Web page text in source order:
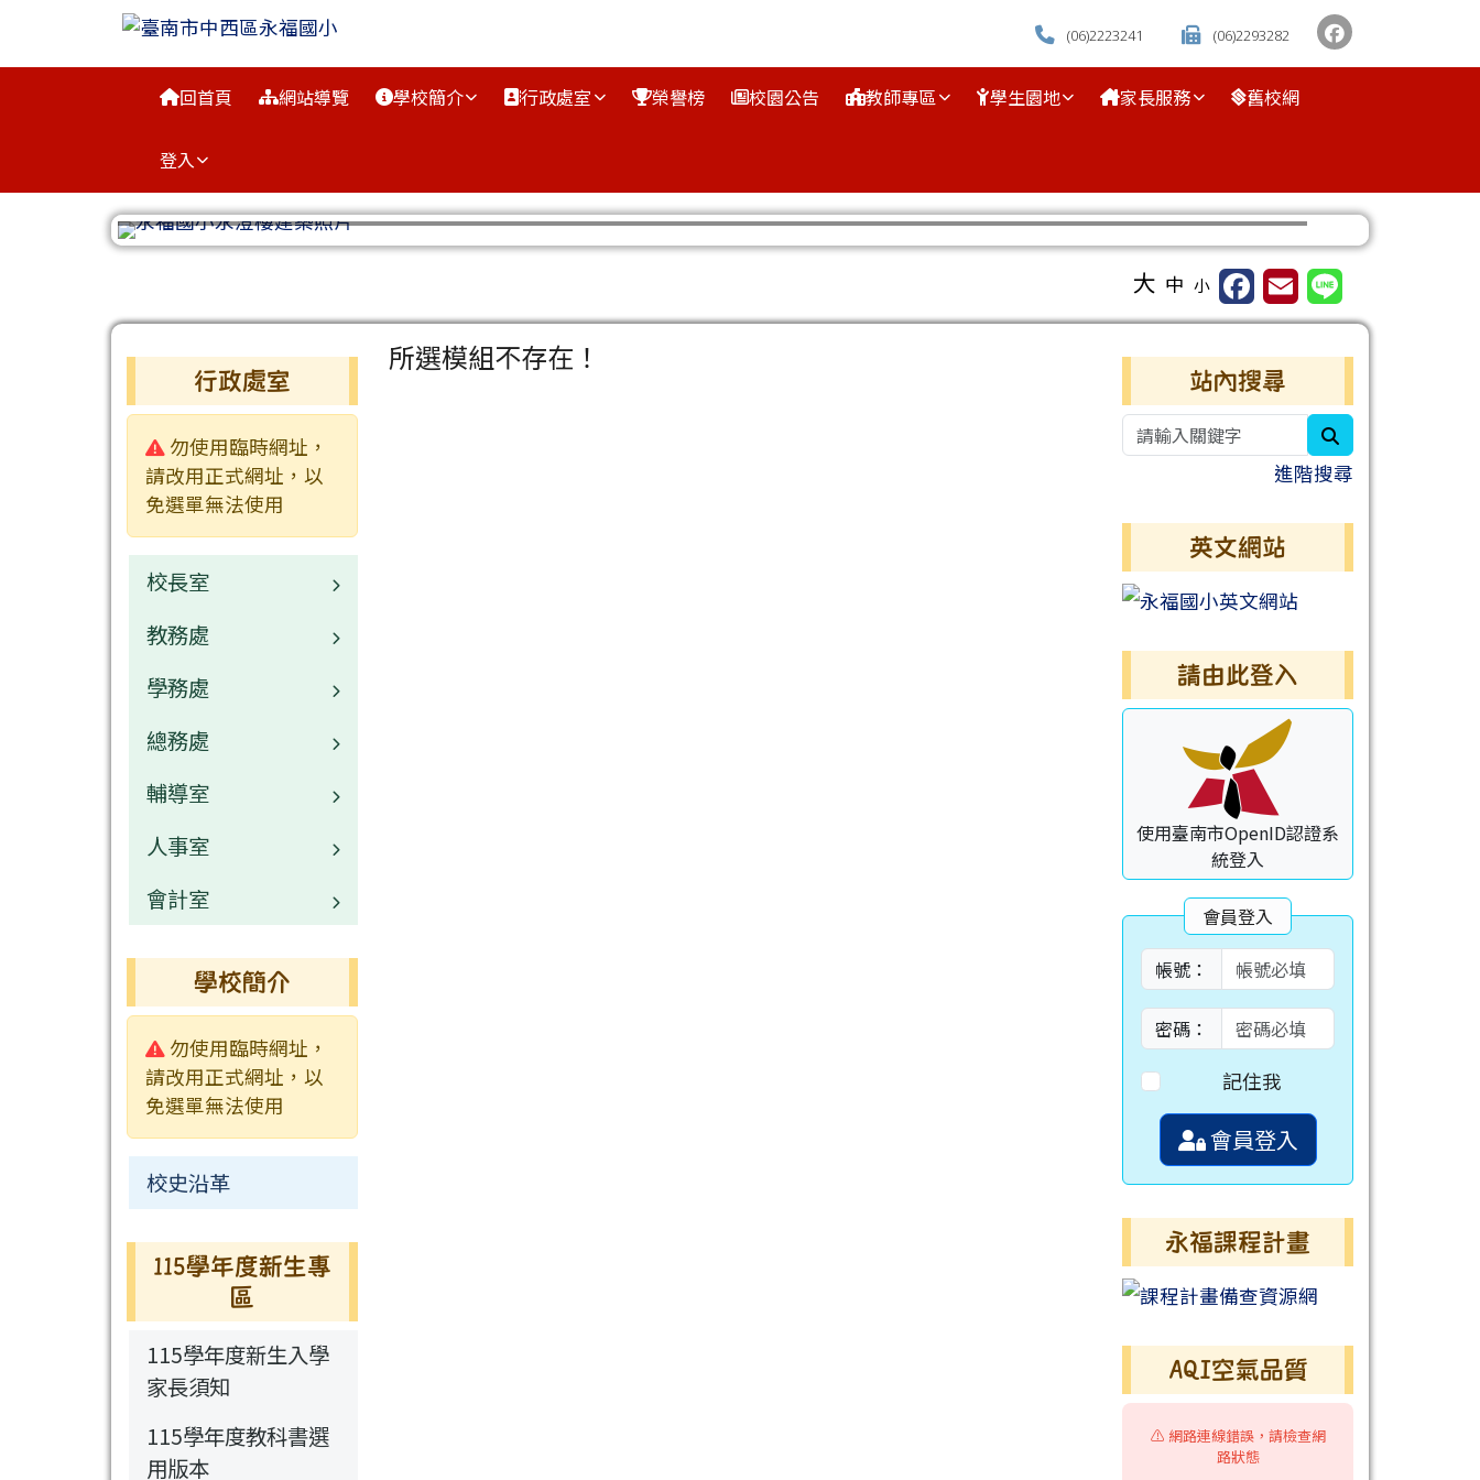
臺南市中西區永福國小 (06)2223241 (06)2293282
回首頁 網站導覽 學校簡介 行政處室 榮譽榜 校園公告 教師專區 學生園地 家長服務 舊校網
登入
大 中 小
左邊區域內容
行政處室
警告:
勿使用臨時網址，
請改用正式網址，以
免選單無法使用
校長室
校長介紹
教務處
業務職掌
校園公告
常用連結
活動相簿
榮譽榜
行事曆
校園影音
新聞采風
永福通訊
專區
學務處
業務職掌
校園公告
常用連結
活動相簿
榮譽榜
行事曆
總務處
業務職掌
校園公告
常用連結
活動相簿
行事曆
檔案下載
輔導室
業務職掌
校園公告
常用連結
活動相簿
榮譽榜
行事曆
人事室
業務職掌
校園公告
常用連結
會計室
業務職掌
校園公告
常用連結
學校簡介
警告:
勿使用臨時網址，
請改用正式網址，以
免選單無法使用
校史沿革
115學年度新生專
區
115學年度新生入學
家長須知
115學年度教科書選
用版本
主內容區域
所選模組不存在！ 右邊區域內容
站內搜尋
進階搜尋
英文網站
請由此登入
使用臺南市OpenID認證系
統登入
會員登入
帳號：
密碼：
記住我
會員登入
永福課程計畫
AQI空氣品質
⚠️ 網路連線錯誤，請檢查網
路狀態
頁尾區域